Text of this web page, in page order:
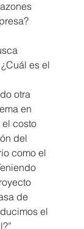
es el
otra
en
el costo
del
como el
de
el